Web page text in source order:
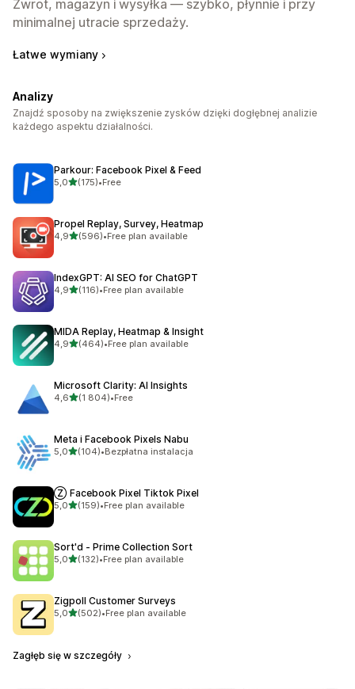
Zwrot, magazyn i wysyłka — szybko, płynnie i przy
minimalnej utracie sprzedaży.
Łatwe wymiany
Analizy
Znajdź sposoby na zwiększenie zysków dzięki dogłębnej analizie
każdego aspektu działalności.
Parkour: Facebook Pixel & Feed
5,0na 5 gwiazdek
(175)
Łączna liczba recenzji: 175
•Free
Propel Replay, Survey, Heatmap
4,9na 5 gwiazdek
(596)
Łączna liczba recenzji: 596
•Free plan available
IndexGPT: AI SEO for ChatGPT
4,9na 5 gwiazdek
(116)
Łączna liczba recenzji: 116
•Free plan available
MIDA Replay, Heatmap & Insight
4,9na 5 gwiazdek
(464)
Łączna liczba recenzji: 464
•Free plan available
Microsoft Clarity: AI Insights
4,6na 5 gwiazdek
(1 804)
Łączna liczba recenzji: 1804
•Free
Meta i Facebook Pixels Nabu
5,0na 5 gwiazdek
(104)
Łączna liczba recenzji: 104
•Bezpłatna instalacja
Ⓩ Facebook Pixel Tiktok Pixel
5,0na 5 gwiazdek
(159)
Łączna liczba recenzji: 159
•Free plan available
Sort'd ‑ Prime Collection Sort
5,0na 5 gwiazdek
(132)
Łączna liczba recenzji: 132
•Free plan available
Zigpoll Customer Surveys
5,0na 5 gwiazdek
(502)
Łączna liczba recenzji: 502
•Free plan available
Zagłęb się w szczegóły